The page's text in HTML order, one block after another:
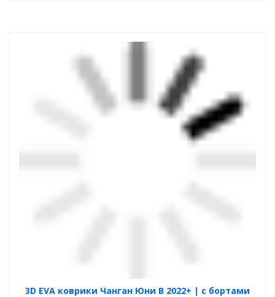
3D EVA коврики Чанган Юни В 2022+ | с бортами